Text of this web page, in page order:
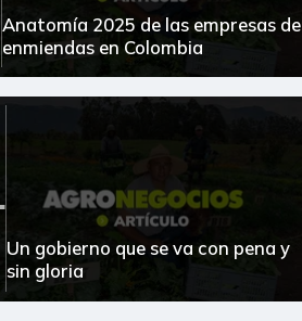
Anatomía 2025 de las empresas de
enmiendas en Colombia
Un gobierno que se va con pena y
sin gloria